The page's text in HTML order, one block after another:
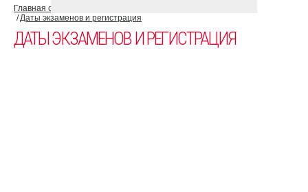
Главная страница
Даты экзаменов и регистрация
ДАТЫ ЭКЗАМЕНОВ И РЕГИСТРАЦИЯ